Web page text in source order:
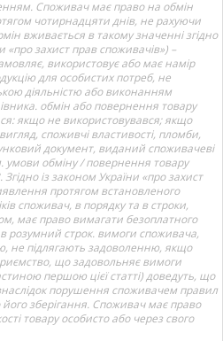
Споживач має право на обмін
чотирнадцяти днів, не рахуючи
вживається в такому значенні згідно
«про захист прав споживачів») –
використовує або має намір
для особистих потреб, не
діяльністю або виконанням
обмін або повернення товару
якщо не використовувався; якщо
споживчі властивості, пломби,
документ, виданий споживачеві
обміну / повернення товару
із законом України «про захист
протягом встановленого
споживач, в порядку та в строки,
має право вимагати безоплатного
в розумний строк. вимоги споживача,
не підлягають задоволенню, якщо
що задовольняє вимоги
першою цієї статті) доведуть, що
порушення споживачем правил
зберігання. Споживач має право
товару особисто або через свого